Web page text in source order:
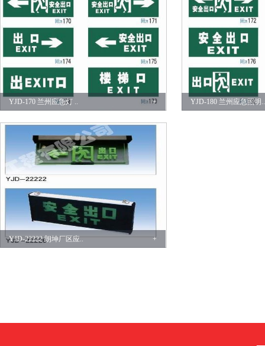
+
YJD-170 兰州应急灯 .. YJD-180 兰州应急照明..
+
YJD-22222 朗坤厂区应..